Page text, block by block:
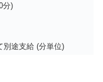
分)
別途支給 (分単位)